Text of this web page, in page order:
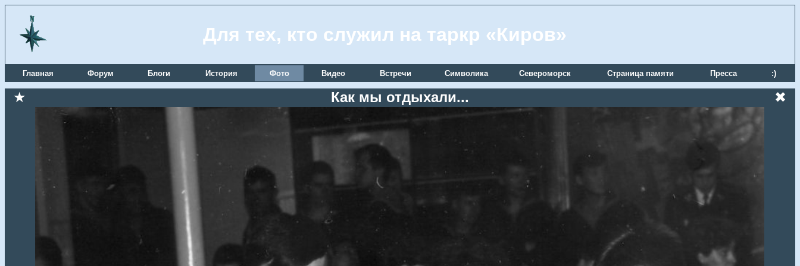
Для тех, кто служил на таркр «Киров»
Главная Форум Блоги История Фото Видео Встречи Символика Североморск Страница памяти Пресса :)
★ Как мы отдыхали... ✖